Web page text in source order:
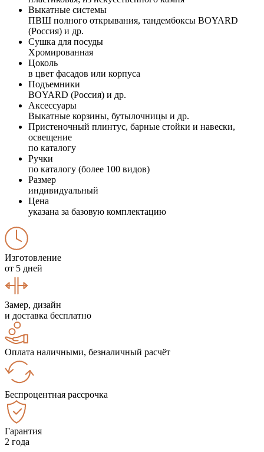
Выкатные системы
ПВШ полного открывания, тандембоксы BOYARD
(Россия) и др.
Сушка для посуды
Хромированная
Цоколь
в цвет фасадов или корпуса
Подъемники
BOYARD (Россия) и др.
Аксессуары
Выкатные корзины, бутылочницы и др.
Пристеночный плинтус, барные стойки и навески,
освещение
по каталогу
Ручки
по каталогу (более 100 видов)
Размер
индивидуальный
Цена
указана за базовую комплектацию
Изготовление
от 5 дней
Замер, дизайн
и доставка бесплатно
Оплата наличными, безналичный расчёт
Беспроцентная рассрочка
Гарантия
2 года